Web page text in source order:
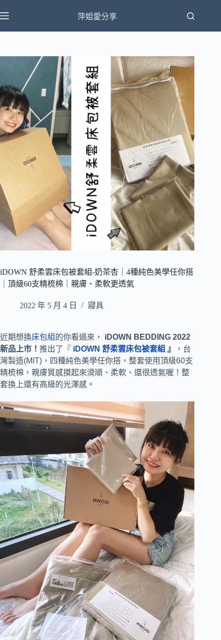
至
主
萍姐愛分享
iDOWN 舒柔雲床包被套組-奶茶杏｜4種純色美學任你搭
｜頂級60支精梳棉｜親膚、柔軟更透氣
2022 年 5 月 4 日 寢具
近期想換床包組的你看過來， iDOWN BEDDING 2022
新品上市！ 推出了『 iDOWN 舒柔雲床包被套組 』
，台
灣製造(MIT) ，四種純色美學任你搭， 整套使用頂級60支
精梳棉，親膚質感摸起來滑順、柔軟、還很透氣喔！整
套換上還有高級的光澤感。